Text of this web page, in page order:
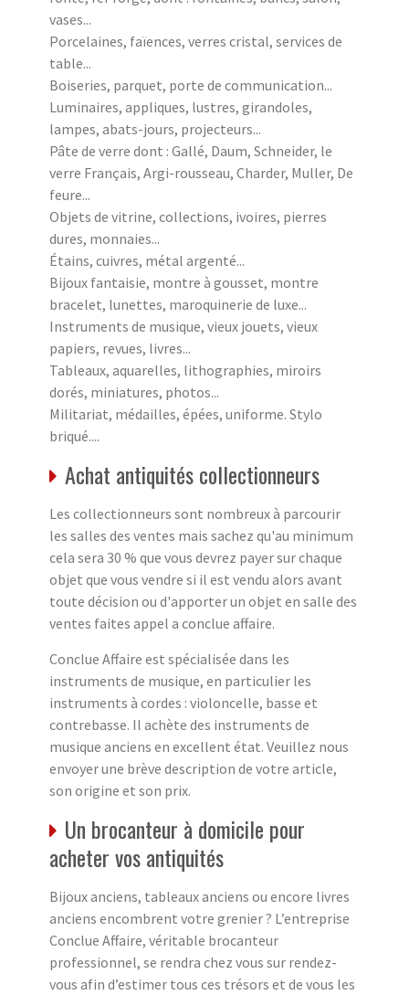
vases...
Porcelaines, faïences, verres cristal, services de
table...
Boiseries, parquet, porte de communication...
Luminaires, appliques, lustres, girandoles,
lampes, abats-jours, projecteurs...
Pâte de verre dont : Gallé, Daum, Schneider, le
verre Français, Argi-rousseau, Charder, Muller, De
feure...
Objets de vitrine, collections, ivoires, pierres
dures, monnaies...
Étains, cuivres, métal argenté...
Bijoux fantaisie, montre à gousset, montre
bracelet, lunettes, maroquinerie de luxe...
Instruments de musique, vieux jouets, vieux
papiers, revues, livres...
Tableaux, aquarelles, lithographies, miroirs
dorés, miniatures, photos...
Militariat, médailles, épées, uniforme. Stylo
briqué....
Achat antiquités collectionneurs
Les collectionneurs sont nombreux à parcourir
les salles des ventes mais sachez qu'au minimum
cela sera 30 % que vous devrez payer sur chaque
objet que vous vendre si il est vendu alors avant
toute décision ou d'apporter un objet en salle des
ventes faites appel a conclue affaire.
Conclue Affaire est spécialisée dans les
instruments de musique, en particulier les
instruments à cordes : violoncelle, basse et
contrebasse. Il achète des instruments de
musique anciens en excellent état. Veuillez nous
envoyer une brève description de votre article,
son origine et son prix.
Un brocanteur à domicile pour
acheter vos antiquités
Bijoux anciens, tableaux anciens ou encore livres
anciens encombrent votre grenier ? L’entreprise
Conclue Affaire, véritable brocanteur
professionnel, se rendra chez vous sur rendez-
vous afin d’estimer tous ces trésors et de vous les